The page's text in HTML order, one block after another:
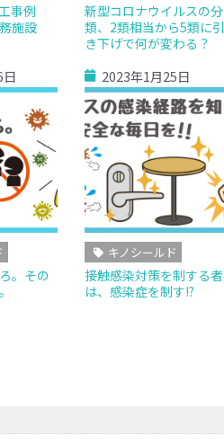
事例
施設
新型コロナウイルスの分
類、2類相当から5類に引
き下げで何が変わる？
。その
2023年1月25日
キノシールド
接触感染対策を制する者
は、感染症を制す!?